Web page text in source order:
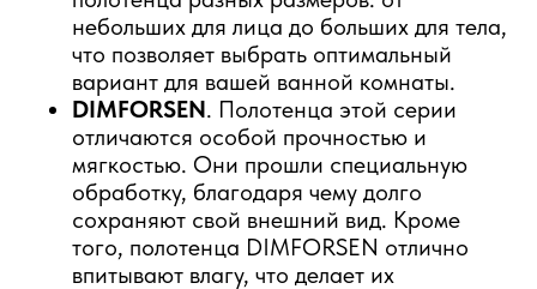
небольших для лица до больших для тела,
что позволяет выбрать оптимальный
вариант для вашей ванной комнаты.
DIMFORSEN. Полотенца этой серии
отличаются особой прочностью и
мягкостью. Они прошли специальную
обработку, благодаря чему долго
сохраняют свой внешний вид. Кроме
того, полотенца DIMFORSEN отлично
впитывают влагу, что делает их